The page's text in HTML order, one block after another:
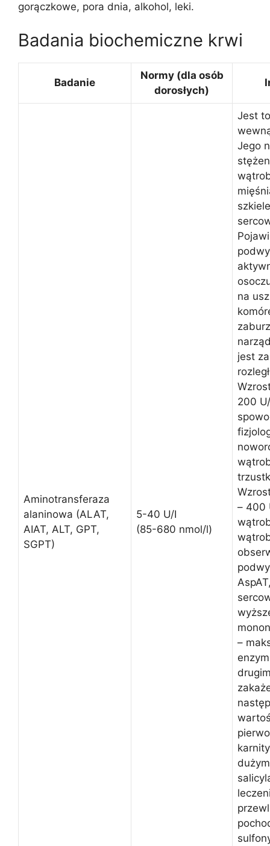
gorączkowe, pora dnia, alkohol, leki.
Badania biochemiczne krwi
Badanie
Normy (dla osób
dorosłych)
Aminotransferaza
alaninowa (ALAT,
AIAT, ALT, GPT,
SGPT)
5-40 U/I
(85-680 nmol/l)
Jest
Jego
na
jest
200
– 400
–